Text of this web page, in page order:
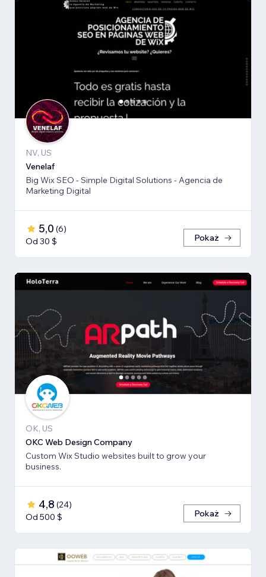
NV, US
Venelaf
Big Wix SEO - Simple Digital Solutions - Agencia de
Marketing Digital
5,0 (6)
Od 30 $
Pokaż
OK, US
OKC Web Design Company
Custom Wix Studio websites built to grow your
business.
4,8 (24)
Od 500 $
Pokaż